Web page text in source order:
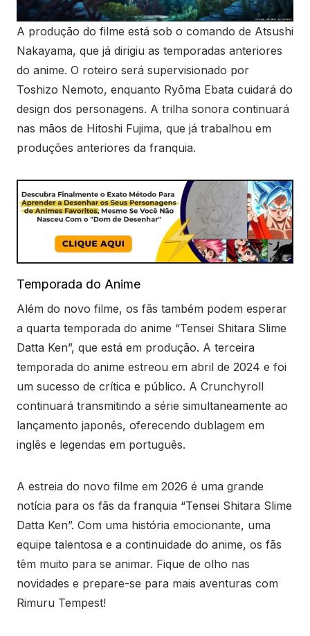
A produção do filme está sob o comando de Atsushi
Nakayama, que já dirigiu as temporadas anteriores
do anime. O roteiro será supervisionado por
Toshizo Nemoto, enquanto Ryōma Ebata cuidará do
design dos personagens. A trilha sonora continuará
nas mãos de Hitoshi Fujima, que já trabalhou em
produções anteriores da franquia.
Temporada do Anime
Além do novo filme, os fãs também podem esperar
a quarta temporada do anime “Tensei Shitara Slime
Datta Ken”, que está em produção. A terceira
temporada do anime estreou em abril de 2024 e foi
um sucesso de crítica e público. A Crunchyroll
continuará transmitindo a série simultaneamente ao
lançamento japonês, oferecendo dublagem em
inglês e legendas em português.
A estreia do novo filme em 2026 é uma grande
notícia para os fãs da franquia “Tensei Shitara Slime
Datta Ken”. Com uma história emocionante, uma
equipe talentosa e a continuidade do anime, os fãs
têm muito para se animar. Fique de olho nas
novidades e prepare-se para mais aventuras com
Rimuru Tempest!